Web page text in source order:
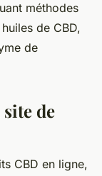
méthodes
de CBD,
de
de
CBD en ligne,